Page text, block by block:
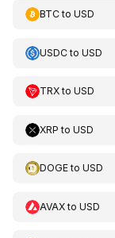
BTCto USD
USDCto USD
TRXto USD
XRP to USD
DOGEto USD
AVAXto USD